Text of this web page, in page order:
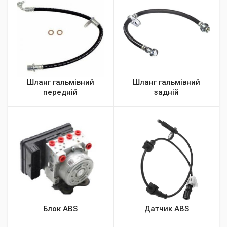
Шланг гальмівний
передній
Шланг гальмівний
задній
Блок ABS Датчик ABS